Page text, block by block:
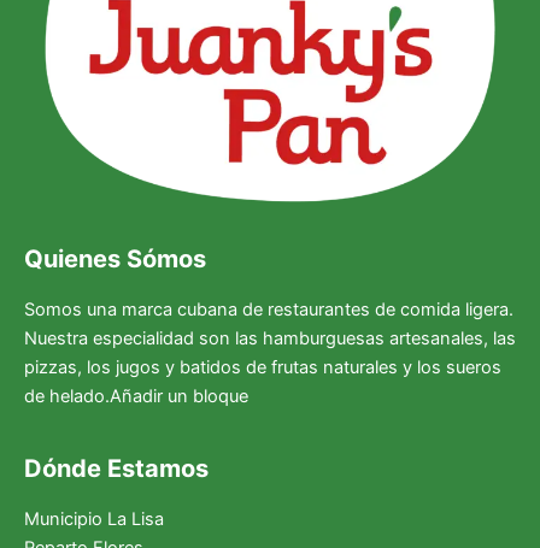
Quienes Sómos
Somos una marca cubana de restaurantes de comida ligera.
Nuestra especialidad son las hamburguesas artesanales, las
pizzas, los jugos y batidos de frutas naturales y los sueros
de helado.Añadir un bloque
Dónde Estamos
Municipio La Lisa